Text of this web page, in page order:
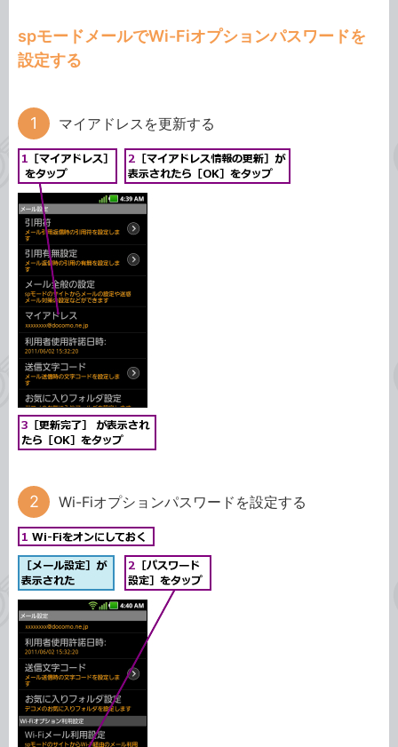
spモードメールでWi-Fiオプションパスワードを
設定する
マイアドレスを更新する
Wi-Fiオプションパスワードを設定する